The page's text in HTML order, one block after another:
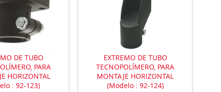
DE TUBO
PARA
HORIZONTAL
: 92-123)
EXTREMO DE TUBO
TECNOPOLÍMERO, PARA
MONTAJE HORIZONTAL
(Modelo : 92-124)